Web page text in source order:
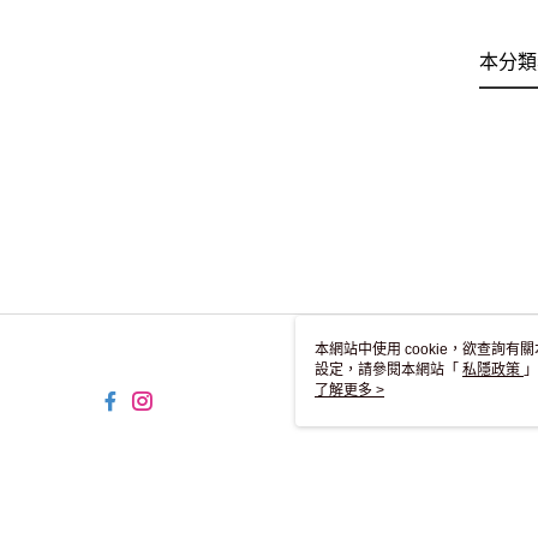
本分
本網站中使用 cookie，欲查詢有
設定，請參閱本網站「 私隱政策
用 cookie。
了解更多 >